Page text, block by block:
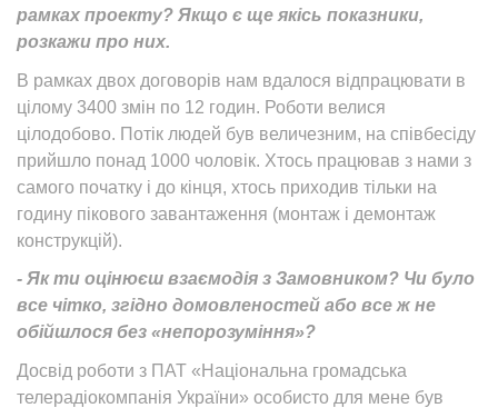
рамках проекту? Якщо є ще якісь показники,
розкажи про них.
В рамках двох договорів нам вдалося відпрацювати в
цілому 3400 змін по 12 годин. Роботи велися
цілодобово. Потік людей був величезним, на співбесіду
прийшло понад 1000 чоловік. Хтось працював з нами з
самого початку і до кінця, хтось приходив тільки на
годину пікового завантаження (монтаж і демонтаж
конструкцій).
- Як ти оцінюєш взаємодія з Замовником? Чи було
все чітко, згідно домовленостей або все ж не
обійшлося без «непорозуміння»?
Досвід роботи з ПАТ «Національна громадська
телерадіокомпанія України» особисто для мене був